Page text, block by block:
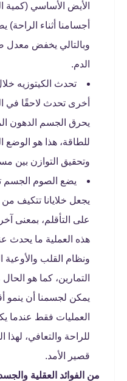
الأيض الأساسي (كمية
أجسامنا أثناء الراحة)
وبالتالي يخفض
الدم.
تحدث الكيتوزيه
أخرى تحدث لاحقًا في
يحرق الجسم الدهون
للطاقة، هذا هو الوضع
وتحقيق التوازن بين
يضع الصوم
يجعل خلايانا تتكيف من
على التأقلم، بمعنى
هذه العملية ما يحدث
ونظام القلب والأوعية
التمارين، كما هو
يمكن لجسمنا أن ينمو
العمليات فقط
للراحة والتعافي،
قصير الأمد.
من الفوائد العقلية